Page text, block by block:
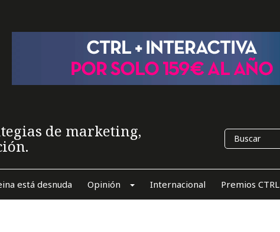
de marketing,
está desnuda Opinión Internacional Premios CTRL